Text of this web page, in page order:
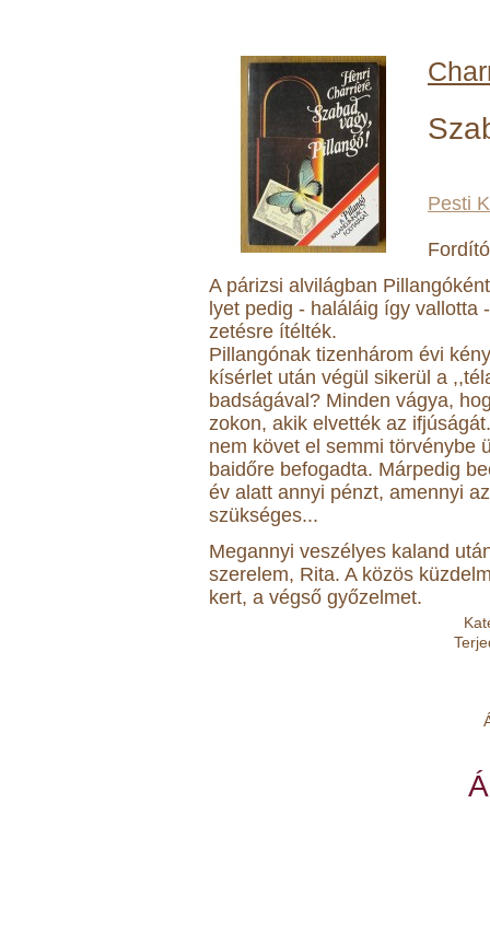
Pesti
A pá­ri­zsi al­vi­lág­ban
lyet pe­dig - ha­lá­lá­ig így
ze­tés­re í­tél­ték.
Pil­lan­gó­nak ti­zen­há­rom é­vi
kí­sér­let u­tán vé­gül si­ke­rül a
bad­sá­gá­val? Min­den vá­gya,
zo­kon, a­kik el­vet­ték az
nem kö­vet el sem­mi tör­vény­be
ba­i­dő­re be­fo­gad­ta. Már­pe­dig
év a­latt annyi pénzt, a­mennyi
szük­sé­ges...
Meg­annyi ve­szé­lyes ka­land
sze­re­lem, Ri­ta. A kö­zös
kert, a vég­ső győ­zel­met.